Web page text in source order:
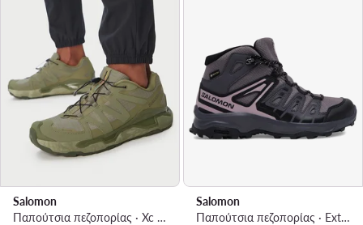
Salomon
Παπούτσια πεζοπορίας · Xc Roam Gtx L49126100 · Πράσινο
Salomon
Παπούτσια πεζοπορίας · Extegra Mid Gore-Tex L47800200 · Μωβ